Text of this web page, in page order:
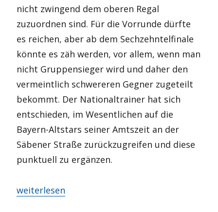
nicht zwingend dem oberen Regal
zuzuordnen sind. Für die Vorrunde dürfte
es reichen, aber ab dem Sechzehntelfinale
könnte es zäh werden, vor allem, wenn man
nicht Gruppensieger wird und daher den
vermeintlich schwereren Gegner zugeteilt
bekommt. Der Nationaltrainer hat sich
entschieden, im Wesentlichen auf die
Bayern-Altstars seiner Amtszeit an der
Säbener Straße zurückzugreifen und diese
punktuell zu ergänzen.
„The final Countdown?“
weiterlesen